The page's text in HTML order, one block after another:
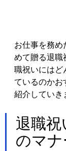
お仕事を務め
めて贈る退職
職祝いにはど
ているのかお
紹介していき
退職祝
のマナ